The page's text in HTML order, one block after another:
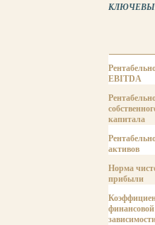
EBITDA
капитала
активов
Норма
прибыли
финансовой